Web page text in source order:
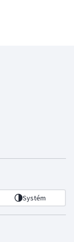
Systém